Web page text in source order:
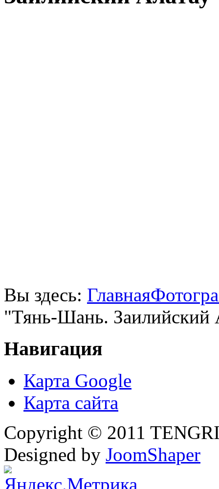
Вы здесь: Главная
"Тянь-Шань. Заилийский
Навигация
Карта Google
Карта сайта
Copyright © 2011
Designed by JoomShaper